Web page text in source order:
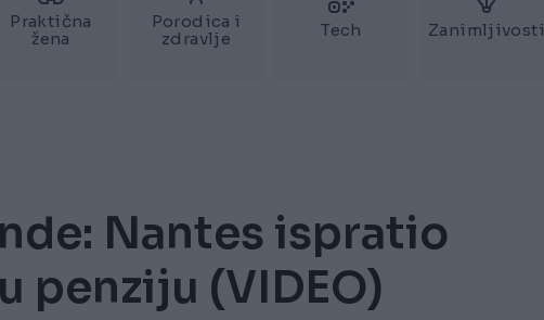
Praktična
žena
Porodica i
zdravlje
Tech Zanimljivosti
Nantes ispratio
penziju (VIDEO)